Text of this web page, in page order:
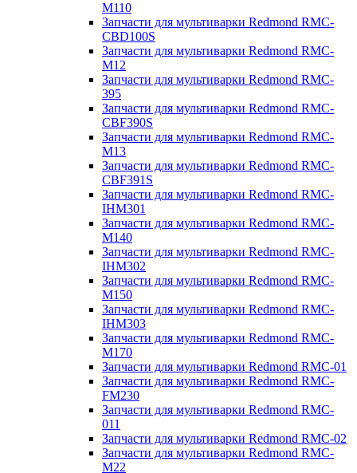
M110
Запчасти для мультиварки Redmond RMC-
CBD100S
Запчасти для мультиварки Redmond RMC-
M12
Запчасти для мультиварки Redmond RMC-
395
Запчасти для мультиварки Redmond RMC-
CBF390S
Запчасти для мультиварки Redmond RMC-
M13
Запчасти для мультиварки Redmond RMC-
CBF391S
Запчасти для мультиварки Redmond RMC-
IHM301
Запчасти для мультиварки Redmond RMC-
M140
Запчасти для мультиварки Redmond RMC-
IHM302
Запчасти для мультиварки Redmond RMC-
M150
Запчасти для мультиварки Redmond RMC-
IHM303
Запчасти для мультиварки Redmond RMC-
M170
Запчасти для мультиварки Redmond RMC-01
Запчасти для мультиварки Redmond RMC-
FM230
Запчасти для мультиварки Redmond RMC-
011
Запчасти для мультиварки Redmond RMC-02
Запчасти для мультиварки Redmond RMC-
M22